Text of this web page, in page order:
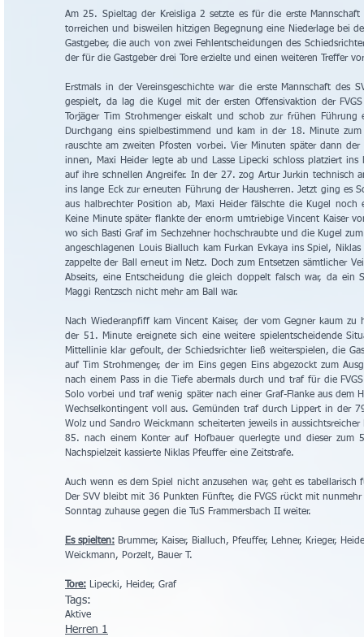
Am 25. Spieltag der Kreisliga 2 setzte es für die erste
torreichen und bisweilen hitzigen Begegnung eine Niederlage bei
Gastgeber, die auch von zwei Fehlentscheidungen des
der für die Gastgeber drei Tore erzielte und einen weiteren Treffer
Erstmals in der Vereinsgeschichte war die erste Mannschaft des
gespielt, da lag die Kugel mit der ersten Offensivaktion der
Torjäger Tim Strohmenger eiskalt und schob zur frühen
Durchgang eins spielbestimmend und kam in der 18. Minute
rauschte am zweiten Pfosten vorbei. Vier Minuten später dann
innen, Maxi Heider legte ab und Lasse Lipecki schloss platziert
auf ihre schnellen Angreifer. In der 27. zog Artur Jurkin technisch
ins lange Eck zur erneuten Führung der Hausherren. Jetzt ging es
aus halbrechter Position ab, Maxi Heider fälschte die Kugel
Keine Minute später flankte der enorm umtriebige Vincent Kaiser
wo sich Basti Graf im Sechzehner hochschraubte und die Kugel
angeschlagenen Louis Bialluch kam Furkan Evkaya ins Spiel,
zappelte der Ball erneut im Netz. Doch zum Entsetzen sämtlicher
Abseits, eine Entscheidung die gleich doppelt falsch war, da ein
Maggi Rentzsch nicht mehr am Ball war.
Nach Wiederanpfiff kam Vincent Kaiser, der vom Gegner kaum
der 51. Minute ereignete sich eine weitere spielentscheidende
Mittellinie klar gefoult, der Schiedsrichter ließ weiterspielen, die
auf Tim Strohmenger, der im Eins gegen Eins abgezockt zum
nach einem Pass in die Tiefe abermals durch und traf für die
Solo vorbei und traf wenig später nach einer Graf-Flanke aus dem
Wechselkontingent voll aus. Gemünden traf durch Lippert in der
Wolz und Sandro Weickmann scheiterten jeweils in
85. nach einem Konter auf Hofbauer querlegte und dieser zum
Nachspielzeit kassierte Niklas Pfeuffer eine Zeitstrafe.
Auch wenn es dem Spiel nicht anzusehen war, geht es
Der SVV bleibt mit 36 Punkten Fünfter, die FVGS rückt mit
Sonntag zuhause gegen die TuS Frammersbach II weiter.
Es spielten: Brummer, Kaiser, Bialluch, Pfeuffer, Lehner, Krieger,
Weickmann, Porzelt, Bauer T.
Tore: Lipecki, Heider, Graf
Tags:
Aktive
Herren 1